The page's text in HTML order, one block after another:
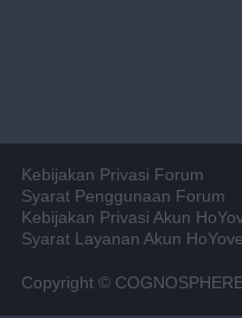
Kebijakan Privasi Forum
Syarat Penggunaan Forum
Kebijakan Privasi Akun
Syarat Layanan Akun
Copyright ©